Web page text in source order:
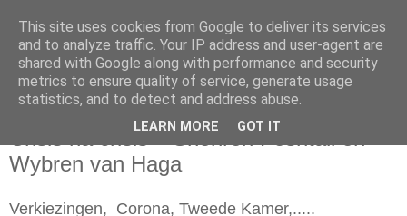
woensdag 30 maart 2022
Crisis na crisis – Shohreh Feshtali en
Wybren van Haga
Verkiezingen, Corona, Tweede Kamer,.....
This site uses cookies from Google to deliver its services
and to analyze traffic. Your IP address and user-agent are
shared with Google along with performance and security
metrics to ensure quality of service, generate usage
statistics, and to detect and address abuse.
LEARN MORE GOT IT